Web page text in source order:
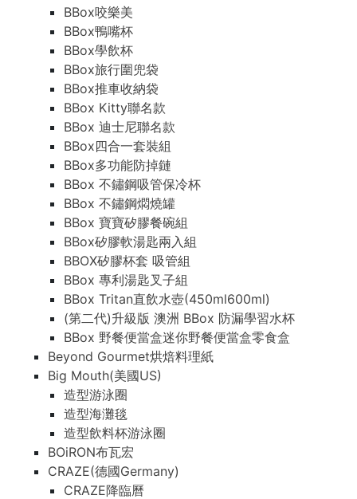
BBox咬樂美
BBox鴨嘴杯
BBox學飲杯
BBox旅行圍兜袋
BBox推車收納袋
BBox Kitty聯名款
BBox 迪士尼聯名款
BBox四合一套裝組
BBox多功能防掉鏈
BBox 不鏽鋼吸管保冷杯
BBox 不鏽鋼燜燒罐
BBox 寶寶矽膠餐碗組
BBox矽膠軟湯匙兩入組
BBOX矽膠杯套 吸管組
BBox 專利湯匙叉子組
BBox Tritan直飲水壺(450ml600ml)
(第二代)升級版 澳洲 BBox 防漏學習水杯
BBox 野餐便當盒迷你野餐便當盒零食盒
Beyond Gourmet烘焙料理紙
Big Mouth(美國US)
造型游泳圈
造型海灘毯
造型飲料杯游泳圈
BOiRON布瓦宏
CRAZE(德國Germany)
CRAZE降臨曆